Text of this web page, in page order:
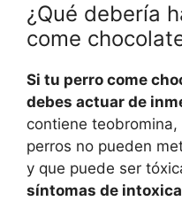
¿Qué debería
come
Si tu perro come
debes actuar de
contiene
perros no pueden
y que puede ser
síntomas de